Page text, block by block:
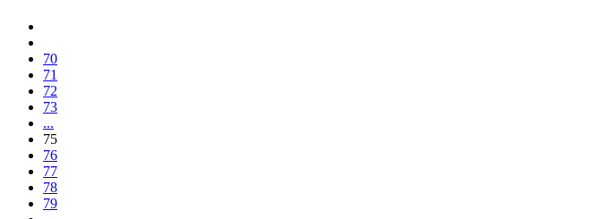
70
71
72
73
...
75
76
77
78
79